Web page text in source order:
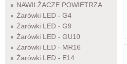
NAWILŻACZE POWIETRZA
Żarówki LED - G4
Żarówki LED - G9
Żarówki LED - GU10
Żarówki LED - MR16
Żarówki LED - E14